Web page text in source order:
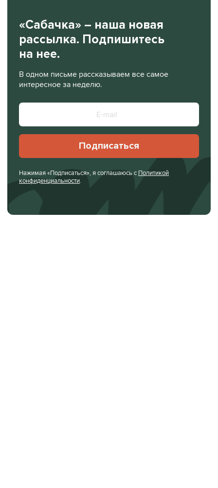
«Сабачка» – наша новая
рассылка. Подпишитесь
на нее.
В одном письме рассказываем все самое
интересное за неделю.
Подписаться
Нажимая «Подписаться», я соглашаюсь с Политикой
конфиденциальности.